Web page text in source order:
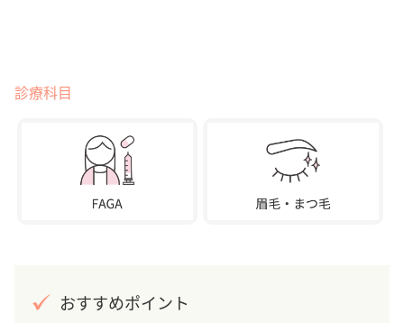
診療科目
おすすめポイント